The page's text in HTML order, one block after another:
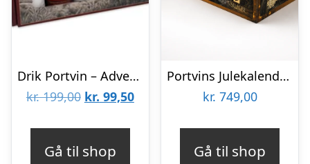
Drik Portvin – Adventskalender+1 med Portvin
kr.199,00 Den
kr. 99,50Den
Gå til shop
Portvins Julekalender m. 24 små flasker
kr. 749,00
Gå til shop